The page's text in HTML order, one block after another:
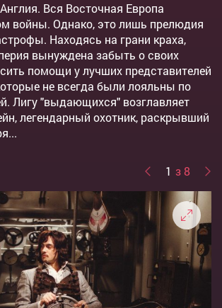
Вся Восточная Европа
войны. Однако, это лишь прелюдия
Находясь на грани краха,
вынуждена забыть о своих
помощи у лучших представителей
не всегда были лояльны по
Лигу "выдающихся" возглавляет
легендарный охотник, раскрывший
1 з 8